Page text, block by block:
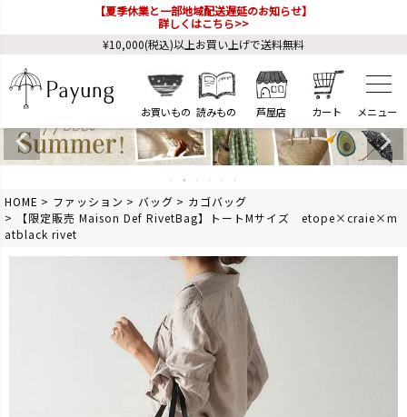
【夏季休業と一部地域配送遅延のお知らせ】
詳しくはこちら>>
¥10,000(税込)以上お買い上げで送料無料
お買いもの 読みもの 芦屋店 カート
HOME ファッション バッグ
カゴバッグ
【限定販売 Maison Def RivetBag】トートMサイズ etope×craie×m
atblack rivet